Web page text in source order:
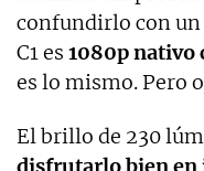
confundirlo con
C1 es 1080p nativo
es lo mismo. Pero
El brillo de 230